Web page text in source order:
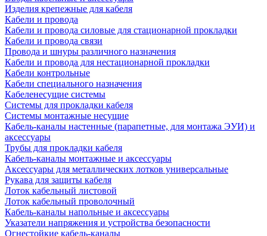
Изделия крепежные для кабеля
Кабели и провода
Кабели и провода силовые для стационарной прокладки
Кабели и провода связи
Провода и шнуры различного назначения
Кабели и провода для нестационарной прокладки
Кабели контрольные
Кабели специального назначения
Кабеленесущие системы
Системы для прокладки кабеля
Системы монтажные несущие
Кабель-каналы настенные (парапетные, для монтажа ЭУИ) и
аксессуары
Трубы для прокладки кабеля
Кабель-каналы монтажные и аксессуары
Аксессуары для металлических лотков универсальные
Рукава для защиты кабеля
Лоток кабельный листовой
Лоток кабельный проволочный
Кабель-каналы напольные и аксессуары
Указатели напряжения и устройства безопасности
Огнестойкие кабель-каналы